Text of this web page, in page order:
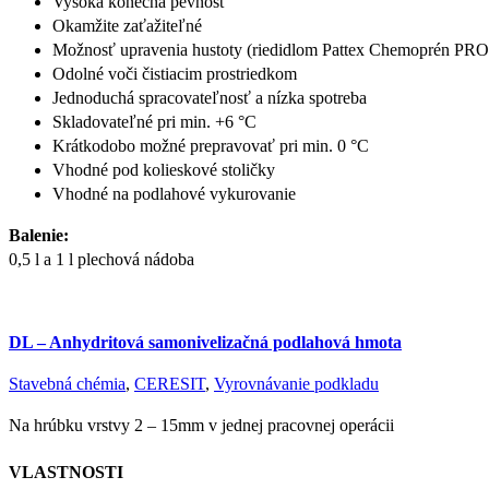
Okamžite zaťažiteľné
Možnosť upravenia hustoty (riedidlom Pattex Chemoprén
Odolné voči čistiacim prostriedkom
Jednoduchá spracovateľnosť a nízka spotreba
Skladovateľné pri min. +6 °C
Krátkodobo možné prepravovať pri min. 0 °C
Vhodné pod kolieskové stoličky
Vhodné na podlahové vykurovanie
Balenie:
0,5 l a 1 l plechová nádoba
DL – Anhydritová samonivelizačná podlahová hmota
Stavebná chémia, CERESIT, Vyrovnávanie podkladu
Na hrúbku vrstvy 2 – 15mm v jednej pracovnej operácii
VLASTNOSTI